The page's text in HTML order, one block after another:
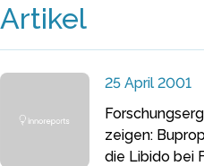
Artikel
25 April 2001
zeigen:
die Libido bei